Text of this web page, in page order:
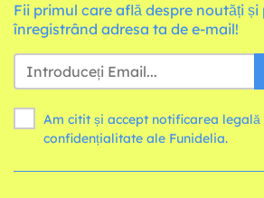
Fii primul care află despre noutăți și
înregistrând adresa ta de e-mail!
Am citit și accept notificarea legală
confidențialitate ale Funidelia.